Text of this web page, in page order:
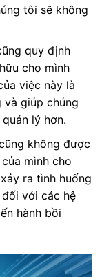
tôi sẽ không
quy định
cho mình
việc này là
và giúp chúng
lý hơn.
không được
mình cho
ra tình huống
đối với các hệ
hành bồi